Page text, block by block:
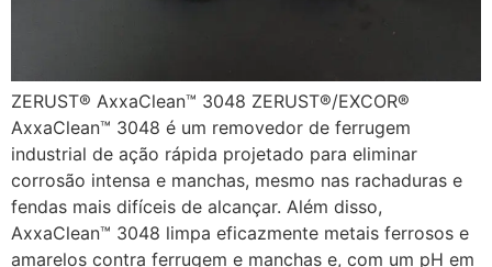
ZERUST® AxxaClean™ 3048 ZERUST®/EXCOR®
AxxaClean™ 3048 é um removedor de ferrugem
industrial de ação rápida projetado para eliminar
corrosão intensa e manchas, mesmo nas rachaduras e
fendas mais difíceis de alcançar. Além disso,
AxxaClean™ 3048 limpa eficazmente metais ferrosos e
amarelos contra ferrugem e manchas e, com um pH em